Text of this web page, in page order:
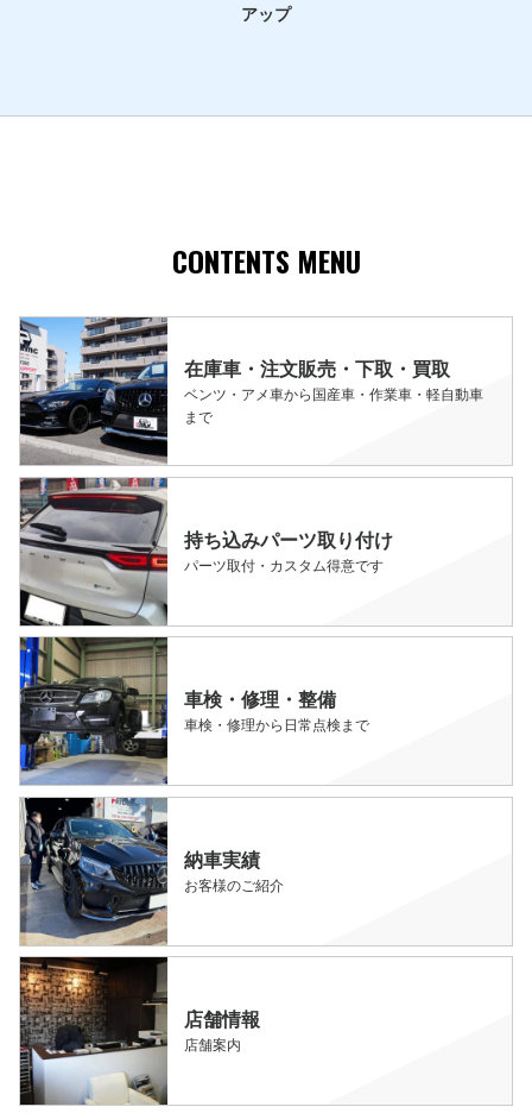
アップ
CONTENTS MENU
在庫車・注文販売・下取・買取
ベンツ・アメ車から国産車・作業車・軽自動車
まで
持ち込みパーツ取り付け
パーツ取付・カスタム得意です
車検・修理・整備
車検・修理から日常点検まで
納車実績
お客様のご紹介
店舗情報
店舗案内